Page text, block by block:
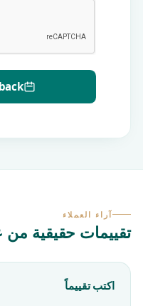
آراء العملاء
تقييمات حقيقية من
اكتب تقييماً